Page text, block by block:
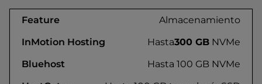
Almacenamiento
Hasta300 GB NVMe
Hasta 100 GB NVMe